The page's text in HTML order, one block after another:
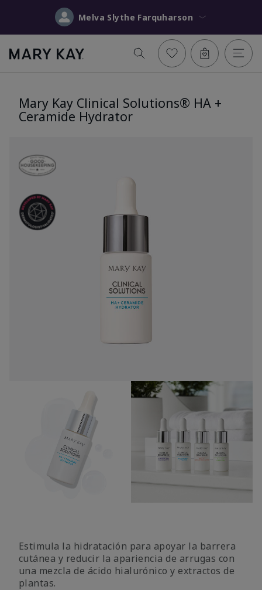
Melva Slythe Farquharson
Mary Kay Clinical Solutions® HA +
Ceramide Hydrator
Estimula la hidratación para apoyar la barrera
cutánea y reducir la apariencia de arrugas con
una mezcla de ácido hialurónico y extractos de
plantas.